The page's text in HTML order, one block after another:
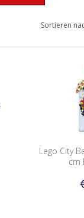
Sortieren
Lego City
cm